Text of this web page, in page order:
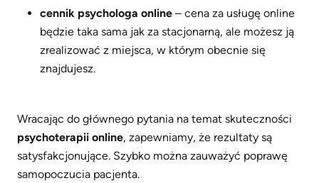
cennik psychologa online – cena za usługę online
będzie taka sama jak za stacjonarną, ale możesz ją
zrealizować z miejsca, w którym obecnie się
znajdujesz.
Wracając do głównego pytania na temat skuteczności
psychoterapii online, zapewniamy, że rezultaty są
satysfakcjonujące. Szybko można zauważyć poprawę
samopoczucia pacjenta.